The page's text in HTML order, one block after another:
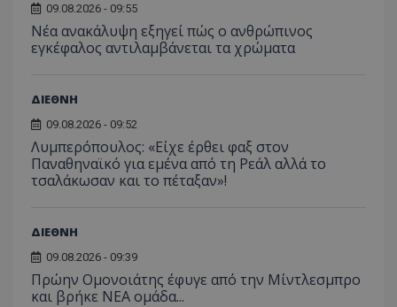
09.08.2026 - 09:55
Νέα ανακάλυψη εξηγεί πώς ο ανθρώπινος
εγκέφαλος αντιλαμβάνεται τα χρώματα
ΔΙΕΘΝΗ
09.08.2026 - 09:52
Λυμπερόπουλος: «Είχε έρθει φαξ στον
Παναθηναϊκό για εμένα από τη Ρεάλ αλλά το
τσαλάκωσαν και το πέταξαν»!
ΔΙΕΘΝΗ
09.08.2026 - 09:39
Πρώην Ομονοιάτης έφυγε από την Μίντλεσμπρο
και βρήκε ΝΕΑ ομάδα...